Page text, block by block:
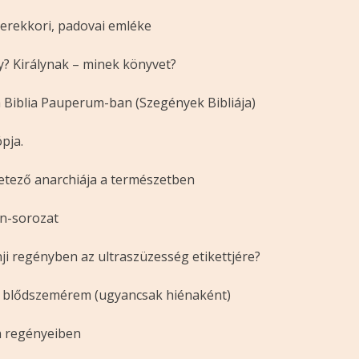
padovai emléke
Királynak – minek könyvet?
Biblia Pauperum-ban (Szegények Bibliája)
anarchiája a természetben
sorozat
regényben az ultraszüzesség etikettjére?
(ugyancsak hiénaként)
regényeiben